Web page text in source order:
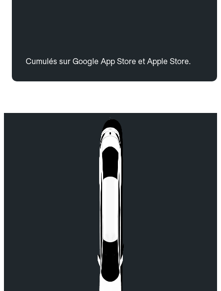
Cumulés sur Google App Store et Apple Store.